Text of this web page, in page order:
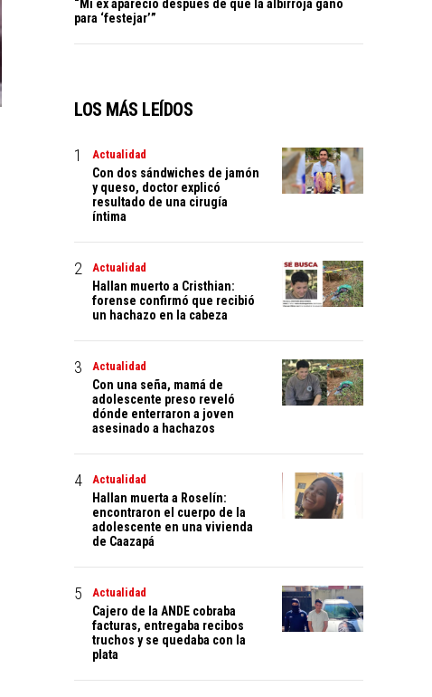
“Mi ex apareció después de que la albirroja ganó
para ‘festejar’”
LOS MÁS LEÍDOS
Actualidad
Con dos sándwiches de jamón
y queso, doctor explicó
resultado de una cirugía
íntima
Actualidad
Hallan muerto a Cristhian:
forense confirmó que recibió
un hachazo en la cabeza
Actualidad
Con una seña, mamá de
adolescente preso reveló
dónde enterraron a joven
asesinado a hachazos
Actualidad
Hallan muerta a Roselín:
encontraron el cuerpo de la
adolescente en una vivienda
de Caazapá
Actualidad
Cajero de la ANDE cobraba
facturas, entregaba recibos
truchos y se quedaba con la
plata